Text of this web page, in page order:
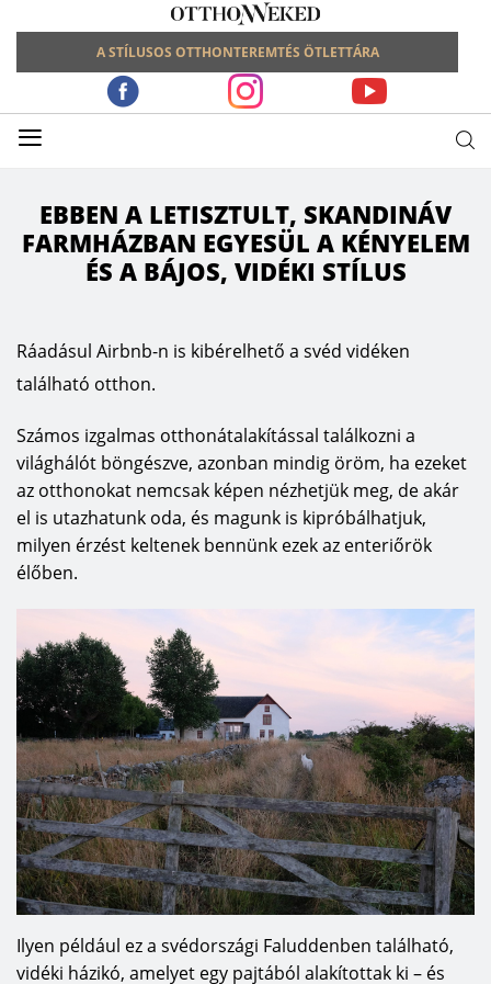
A STÍLUSOS OTTHONTEREMTÉS ÖTLETTÁRA
≡
EBBEN A LETISZTULT, SKANDINÁV
FARMHÁZBAN EGYESÜL A KÉNYELEM
ÉS A BÁJOS, VIDÉKI STÍLUS
Ráadásul Airbnb-n is kibérelhető a svéd vidéken
található otthon.
Számos izgalmas otthonátalakítással találkozni a
világhálót böngészve, azonban mindig öröm, ha ezeket
az otthonokat nemcsak képen nézhetjük meg, de akár
el is utazhatunk oda, és magunk is kipróbálhatjuk,
milyen érzést keltenek bennünk ezek az enteriőrök
élőben.
Ilyen például ez a svédországi Faluddenben található,
vidéki házikó, amelyet egy pajtából alakítottak ki – és